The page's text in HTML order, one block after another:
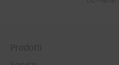
Prodotti